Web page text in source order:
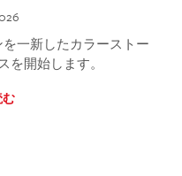
一新したカラーストー
を開始します。